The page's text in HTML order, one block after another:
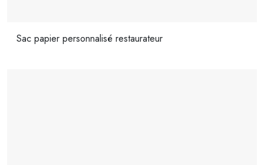
Sac papier personnalisé restaurateur